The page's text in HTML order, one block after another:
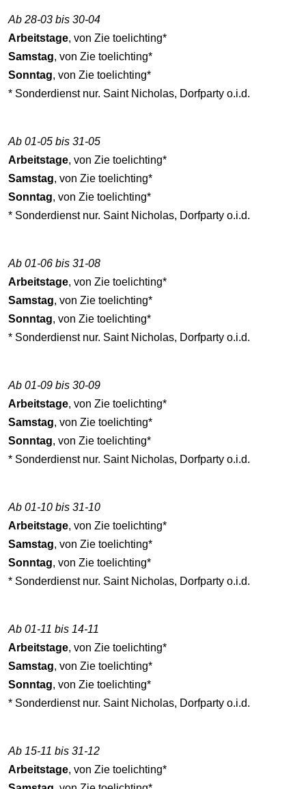
Ab 28-03 bis 30-04
Arbeitstage, von Zie toelichting*
Samstag, von Zie toelichting*
Sonntag, von Zie toelichting*
* Sonderdienst nur. Saint Nicholas, Dorfparty o.i.d.
Ab 01-05 bis 31-05
Arbeitstage, von Zie toelichting*
Samstag, von Zie toelichting*
Sonntag, von Zie toelichting*
* Sonderdienst nur. Saint Nicholas, Dorfparty o.i.d.
Ab 01-06 bis 31-08
Arbeitstage, von Zie toelichting*
Samstag, von Zie toelichting*
Sonntag, von Zie toelichting*
* Sonderdienst nur. Saint Nicholas, Dorfparty o.i.d.
Ab 01-09 bis 30-09
Arbeitstage, von Zie toelichting*
Samstag, von Zie toelichting*
Sonntag, von Zie toelichting*
* Sonderdienst nur. Saint Nicholas, Dorfparty o.i.d.
Ab 01-10 bis 31-10
Arbeitstage, von Zie toelichting*
Samstag, von Zie toelichting*
Sonntag, von Zie toelichting*
* Sonderdienst nur. Saint Nicholas, Dorfparty o.i.d.
Ab 01-11 bis 14-11
Arbeitstage, von Zie toelichting*
Samstag, von Zie toelichting*
Sonntag, von Zie toelichting*
* Sonderdienst nur. Saint Nicholas, Dorfparty o.i.d.
Ab 15-11 bis 31-12
Arbeitstage, von Zie toelichting*